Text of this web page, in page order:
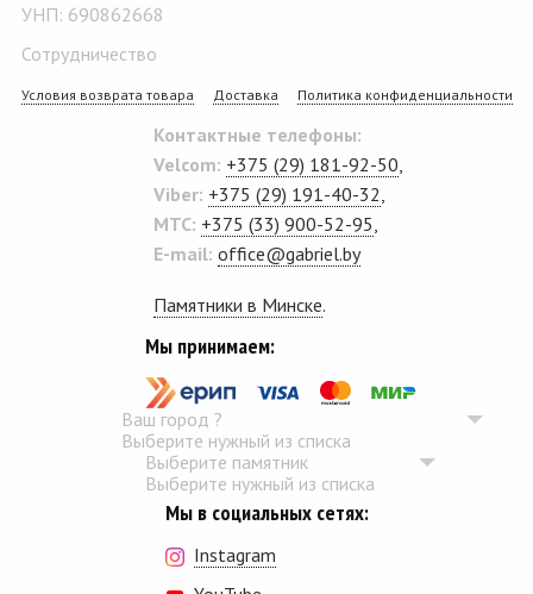
УНП: 690862668
Сотрудничество
Условия возврата товара Доставка Политика конфиденциальности
Контактные телефоны:
Velcom: +375 (29) 181-92-50
Viber: +375 (29) 191-40-32
MTC: +375 (33) 900-52-95
E-mail: office@gabriel.by
Памятники в Минске.
Мы принимаем:
Ваш город ?
Выберите нужный из списка
Выберите памятник
Выберите нужный из списка
Мы в социальных сетях:
Instagram